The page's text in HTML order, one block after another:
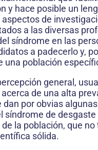
y hace posible un
de
a las diversas
síndrome en las
a padecerlo y,
una población
general,
de una alta
dan por obvias
síndrome de
la población, que no
sólida.